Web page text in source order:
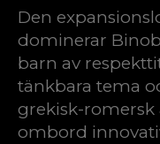
Den
dominerar
barn av
tänkbara tema
grekisk-romersk
ombord